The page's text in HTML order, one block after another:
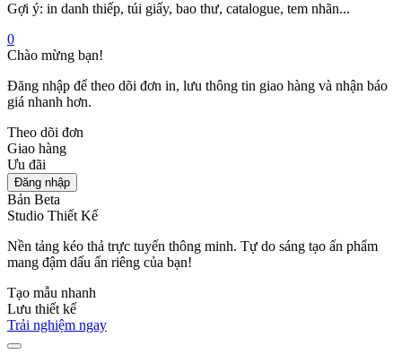
Gợi ý: in danh thiếp, túi giấy, bao thư, catalogue, tem nhãn...
0
Chào mừng bạn!
Đăng nhập để theo dõi đơn in, lưu thông tin giao hàng và nhận báo
giá nhanh hơn.
Theo dõi đơn
Giao hàng
Ưu đãi
Đăng nhập
Bản Beta
Studio Thiết Kế
Nền tảng kéo thả trực tuyến thông minh. Tự do sáng tạo ấn phẩm
mang đậm dấu ấn riêng của bạn!
Tạo mẫu nhanh
Lưu thiết kế
Trải nghiệm ngay